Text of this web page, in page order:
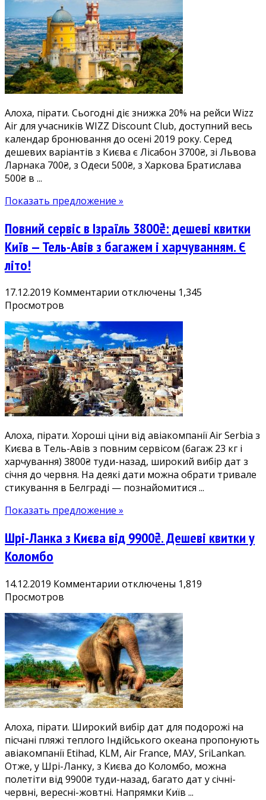
для
учасників
WDC:
Краків
500₴,
Кіпр
Лісабон
3700₴
тощо.
Дешеві
квитки
Львова,
Харкова
Алоха, пірати. Сьогодні діє знижка 20% на рейси Wizz
Air для учасників WIZZ Discount Club, доступний весь
календар бронювання до осені 2019 року. Серед
дешевих варіантів з Києва є Лісабон 3700₴, зі Львова
Ларнака 700₴, з Одеси 500₴, з Харкова Братислава
500₴ в ...
Показать предложение »
Повний сервіс в Ізраїль 3800₴: дешеві квитки
Київ — Тель-Авів з багажем і харчуванням. Є
літо!
17.12.2019 Комментарии к
Повний
сервіс
в
Ізраїль
3800₴:
дешеві
квитки
Київ
Тель-
Авів
з
багажем
і
Є
отключены 1,345
Просмотров
Алоха, пірати. Хороші ціни від авіакомпанії Air Serbia з
Києва в Тель-Авів з повним сервісом (багаж 23 кг і
харчування) 3800₴ туди-назад, широкий вибір дат з
січня до червня. На деякі дати можна обрати тривале
стикування в Белграді — познайомитися ...
Показать предложение »
Шрі-Ланка з Києва від 9900₴. Дешеві квитки у
Коломбо
14.12.2019 Комментарии к
Ланка
з
Києва
від
9900₴.
Дешеві
квитки
Коломбо
отключены 1,819
Просмотров
Алоха, пірати. Широкий вибір дат для подорожі на
пісчані пляжі теплого Індійського океана пропонують
авіакомпанії Etihad, KLM, Air France, МАУ, SriLankan.
Отже, у Шрі-Ланку, з Києва до Коломбо, можна
полетіти від 9900₴ туди-назад, багато дат у січні-
червні, вересні-жовтні. Напрямки Київ ...